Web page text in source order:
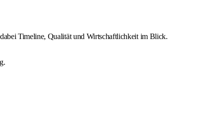
Timeline, Qualität und Wirtschaftlichkeit im Blick.